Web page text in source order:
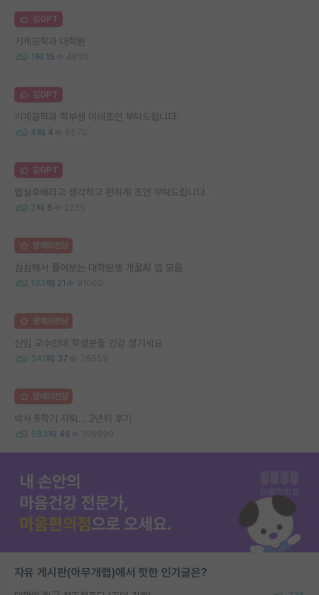
김GPT
기계공학과 대학원
1 15 4859
김GPT
기계공학과 학부생 미래조언 부탁드립니다.
4 4 6570
김GPT
랩실후배라고 생각하고 편하게 조언 부탁드립니다.
2 6 2235
명예의전당
심심해서 풀어보는 대학원생 개꿀AI 앱 모음
133 21 91060
명예의전당
신임 교수인데 학생분들 건강 챙기세요
341 37 76559
명예의전당
박사 8학기 자퇴... 2년뒤 후기
583 46 105990
자유 게시판(아무개랩)에서 핫한 인기글은?